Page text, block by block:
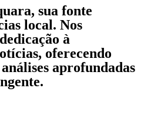
sua fonte
local. Nos
à
oferecendo
aprofundadas